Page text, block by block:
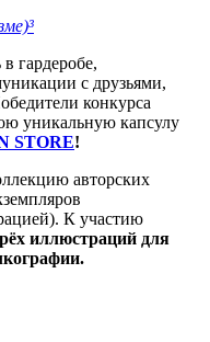
гардеробе,
с друзьями,
конкурса
уникальную капсулу
STORE!
авторских
К участию
иллюстраций для